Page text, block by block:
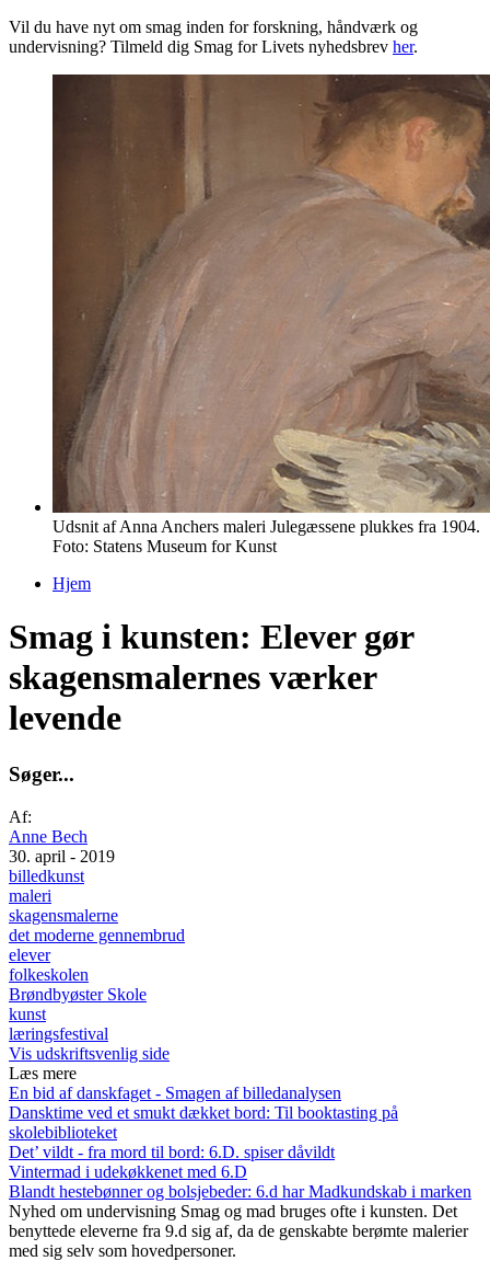
Vil du have nyt om smag inden for forskning, håndværk og
undervisning? Tilmeld dig Smag for Livets nyhedsbrev her.
Udsnit af Anna Anchers maleri Julegæssene plukkes fra 1904.
Foto: Statens Museum for Kunst
Hjem
Smag i kunsten: Elever gør
skagensmalernes værker
levende
Søger...
Af:
Anne Bech
30. april - 2019
billedkunst
maleri
skagensmalerne
det moderne gennembrud
elever
folkeskolen
Brøndbyøster Skole
kunst
læringsfestival
Vis udskriftsvenlig side
Læs mere
En bid af danskfaget - Smagen af billedanalysen
Dansktime ved et smukt dækket bord: Til booktasting på
skolebiblioteket
Det’ vildt - fra mord til bord: 6.D. spiser dåvildt
Vintermad i udekøkkenet med 6.D
Blandt hestebønner og bolsjebeder: 6.d har Madkundskab i marken
Nyhed om undervisning Smag og mad bruges ofte i kunsten. Det
benyttede eleverne fra 9.d sig af, da de genskabte berømte malerier
med sig selv som hovedpersoner.